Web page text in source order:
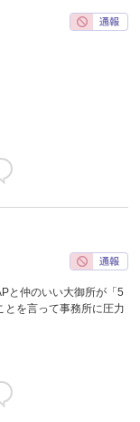
と仲のいい大御所が「5
とを言って事務所に圧力